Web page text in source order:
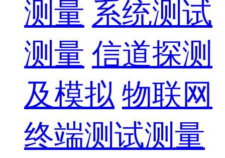
测量 系统测试
测量 信道探测
及模拟 物联网
终端测试测量